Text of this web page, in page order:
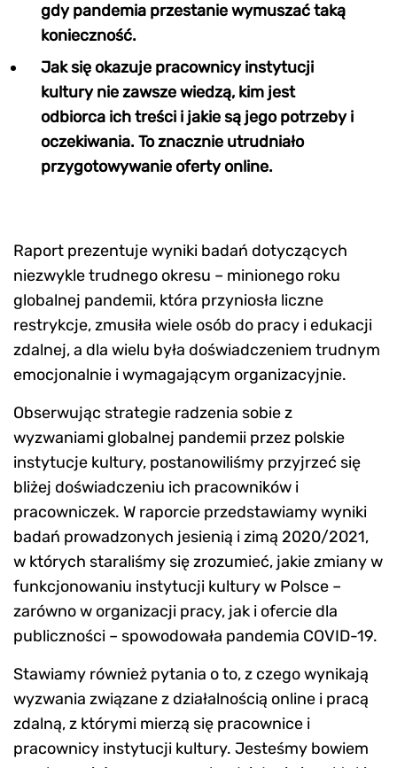
gdy pandemia przestanie wymuszać taką
konieczność.
Jak się okazuje pracownicy instytucji
kultury nie zawsze wiedzą, kim jest
odbiorca ich treści i jakie są jego potrzeby i
oczekiwania. To znacznie utrudniało
przygotowywanie oferty online.
Raport prezentuje wyniki badań dotyczących
niezwykle trudnego okresu – minionego roku
globalnej pandemii, która przyniosła liczne
restrykcje, zmusiła wiele osób do pracy i edukacji
zdalnej, a dla wielu była doświadczeniem trudnym
emocjonalnie i wymagającym organizacyjnie.
Obserwując strategie radzenia sobie z
wyzwaniami globalnej pandemii przez polskie
instytucje kultury, postanowiliśmy przyjrzeć się
bliżej doświadczeniu ich pracowników i
pracowniczek. W raporcie przedstawiamy wyniki
badań prowadzonych jesienią i zimą 2020/2021,
w których staraliśmy się zrozumieć, jakie zmiany w
funkcjonowaniu instytucji kultury w Polsce –
zarówno w organizacji pracy, jak i ofercie dla
publiczności – spowodowała pandemia COVID-19.
Stawiamy również pytania o to, z czego wynikają
wyzwania związane z działalnością online i pracą
zdalną, z którymi mierzą się pracownice i
pracownicy instytucji kultury. Jesteśmy bowiem